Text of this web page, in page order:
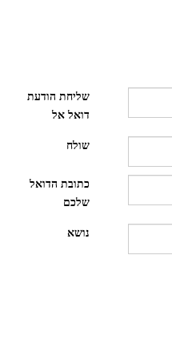
שליחת הודעת
דואל אל
שולח
כתובת הדואל
שלכם
נושא